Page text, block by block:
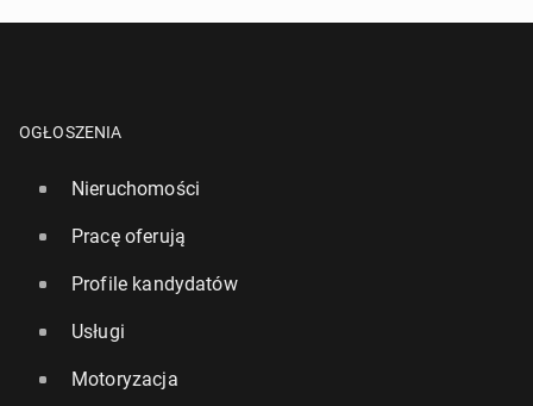
OGŁOSZENIA
Nieruchomości
Pracę oferują
Profile kandydatów
Usługi
Motoryzacja